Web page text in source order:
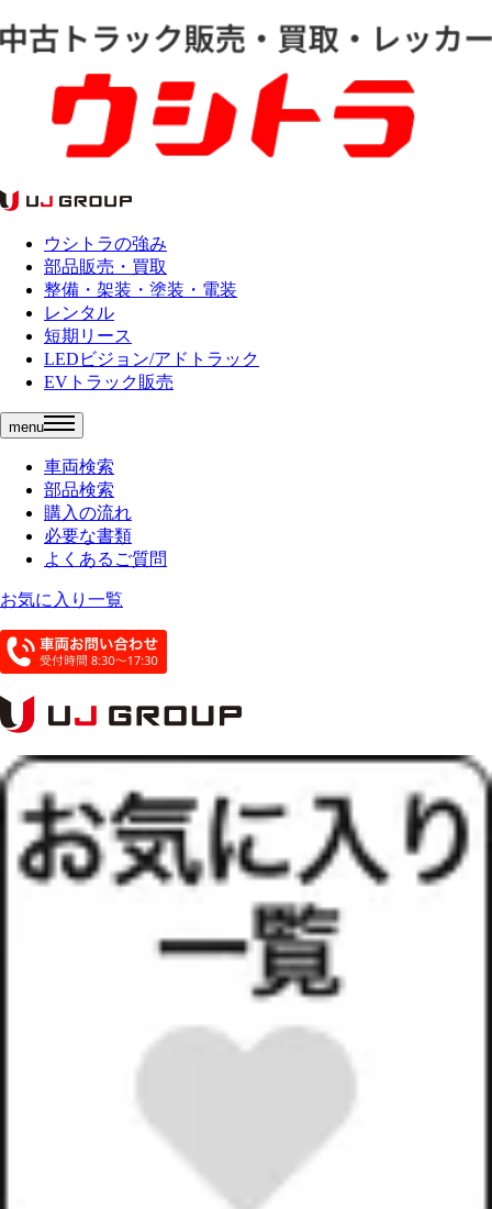
ウシトラの強み
部品販売・買取
整備・架装・塗装・電装
レンタル
短期リース
LEDビジョン/アドトラック
EVトラック販売
menu
車両検索
部品検索
購入の流れ
必要な書類
よくあるご質問
お気に入り一覧